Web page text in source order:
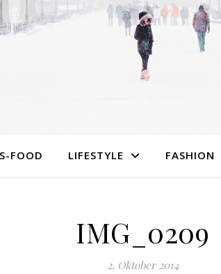
FOOD LIFESTYLE FASHION
IMG_0209
2. Oktober 2014